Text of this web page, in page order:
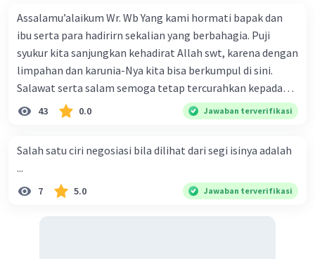
Assalamu’alaikum Wr. Wb Yang kami hormati bapak dan
ibu serta para hadirirn sekalian yang berbahagia. Puji
syukur kita sanjungkan kehadirat Allah swt, karena dengan
limpahan dan karunia-Nya kita bisa berkumpul di sini.
Salawat serta salam semoga tetap tercurahkan kepada
junjungan Nabi besar Muhammad saw, karena beliau
menyiarkan agama yang haq, yakni agama islam, agama
ke dalam umat-Nya yang diberkahi. Amin ya rabbal alamin.
Hadirin sekalian yang berbahagia! Dirasa amat penting
sekali jiwa sosial untuk diterapkan di lingkungan keluarga,
43 0.0 Jawaban terverifikasi
Salah satu ciri negosiasi bila dilihat dari segi isinya adalah
...
7 5.0 Jawaban terverifikasi